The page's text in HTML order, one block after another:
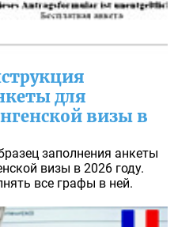
для
визы в
заполнения анкеты
визы в 2026 году.
все графы в ней.